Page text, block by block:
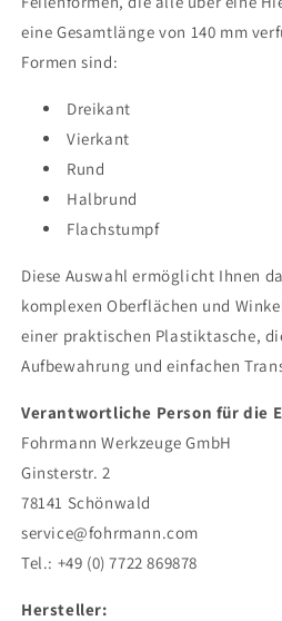
eine Gesamtlänge von 140 mm
Formen sind:
Dreikant
Vierkant
Rund
Halbrund
Flachstumpf
Diese Auswahl ermöglicht Ihnen
komplexen Oberflächen und
einer praktischen Plastiktasche,
Aufbewahrung und einfachen
Verantwortliche Person für die
Fohrmann Werkzeuge GmbH
Ginsterstr. 2
78141 Schönwald
service@fohrmann.com
Tel.: +49 (0) 7722 869878
Hersteller: